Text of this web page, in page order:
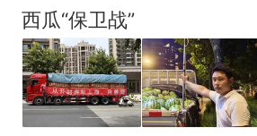
西瓜“保卫战”